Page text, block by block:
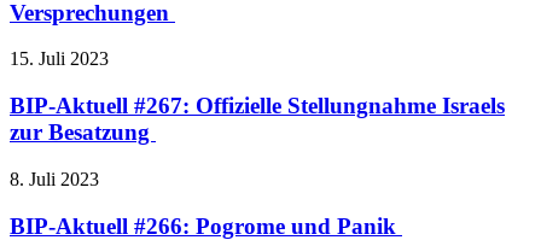
Versprechungen
15. Juli 2023
BIP-Aktuell #267: Offizielle Stellungnahme Israels
zur Besatzung
8. Juli 2023
BIP-Aktuell #266: Pogrome und Panik